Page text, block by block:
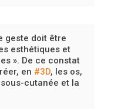
geste doit être
esthétiques et
». De ce constat
en #3D, les os,
cutanée et la